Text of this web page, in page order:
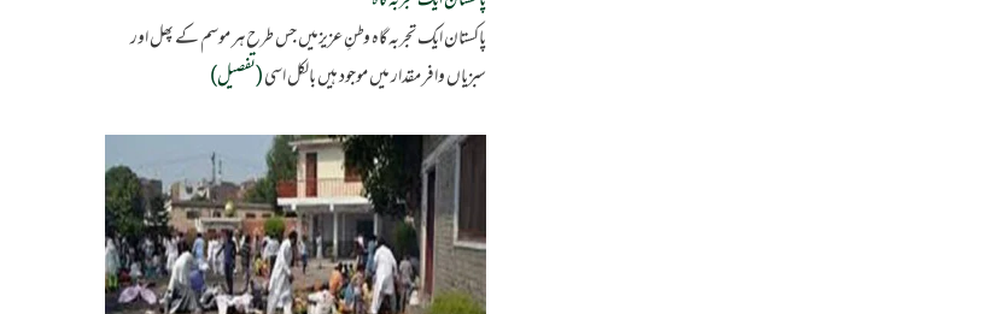
پاکستان ایک تجربہ گاہ وطنِ عزیزمیں جس طرح ہر موسم کے پھل اور
سبزیاں وافر مقدار میں موجود ہیں بالکل اسی(تفصیل)